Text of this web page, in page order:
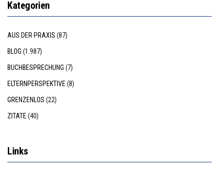
Kategorien
AUS DER PRAXIS (87)
BLOG (1.987)
BUCHBESPRECHUNG (7)
ELTERNPERSPEKTIVE(8)
GRENZENLOS (22)
ZITATE(40)
Links